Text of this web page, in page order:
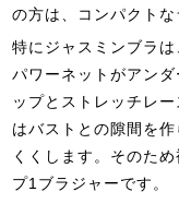
の方は、コンパクトな
特にジャスミンブラ
パワーネットがアン
ップとストレッチレ
はバストとの隙間を
くくします。そのた
プ1ブラジャーです。